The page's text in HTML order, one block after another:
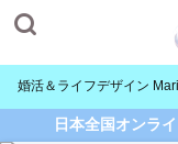
婚活＆ライフデザイン
日本全国オンラ